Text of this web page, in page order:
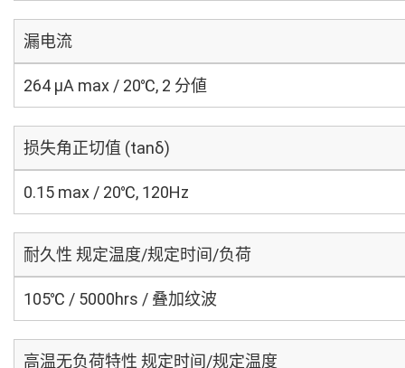
漏电流
264 μA max / 20℃, 2 分値
损失角正切值 (tanδ)
0.15 max / 20℃, 120Hz
耐久性 规定温度/规定时间/负荷
105℃ / 5000hrs / 叠加纹波
高温无负荷特性 规定时间/规定温度